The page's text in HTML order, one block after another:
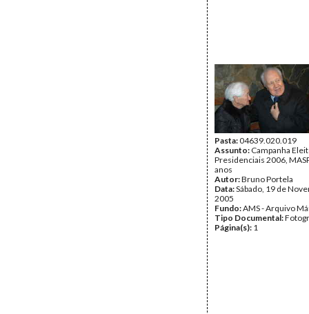
Pasta:04639.020.019
Assunto: Campanha
Presidenciais 2006,
anos
Autor:Bruno Portela
Data:Sábado, 19 de
2005
Fundo:AMS - Arquivo
Tipo Documental:
Página(s): 1